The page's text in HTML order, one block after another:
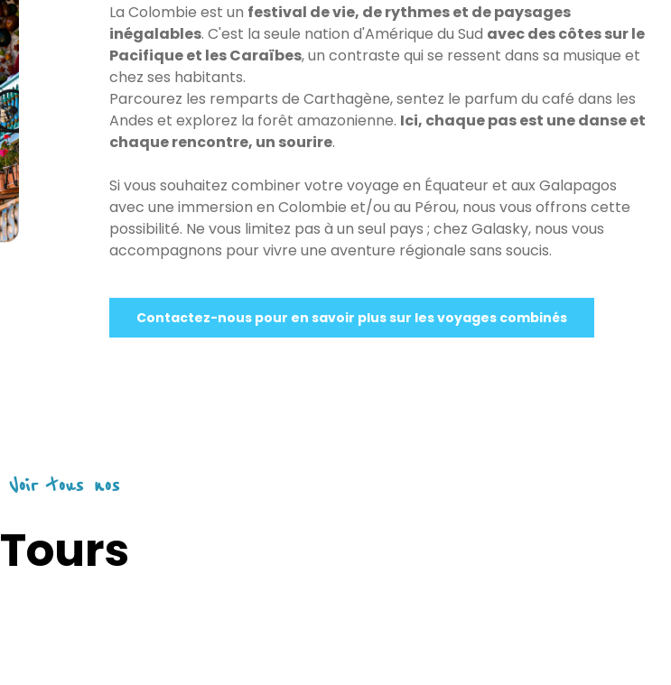
La Colombie est un festival de vie, de rythmes et de paysages
inégalables. C'est la seule nation d'Amérique du Sud avec des côtes sur le
Pacifique et les Caraïbes, un contraste qui se ressent dans sa musique et
chez ses habitants.
Parcourez les remparts de Carthagène, sentez le parfum du café dans les
Andes et explorez la forêt amazonienne. Ici, chaque pas est une danse et
chaque rencontre, un sourire.
Si vous souhaitez combiner votre voyage en Équateur et aux Galapagos
avec une immersion en Colombie et/ou au Pérou, nous vous offrons cette
possibilité. Ne vous limitez pas à un seul pays ; chez Galasky, nous vous
accompagnons pour vivre une aventure régionale sans soucis.
Contactez-nous pour en savoir plus sur les voyages combinés
Voir tous nos
Tours